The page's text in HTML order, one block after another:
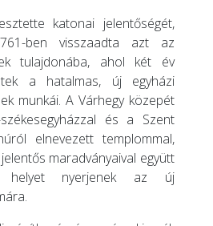
katonai jelentőségét,
ben visszaadta azt az
tulajdonába, ahol két év
a hatalmas, új egyházi
munkái. A Várhegy közepét
és a Szent
elnevezett templommal,
maradványaival együtt
helyet nyerjenek az új